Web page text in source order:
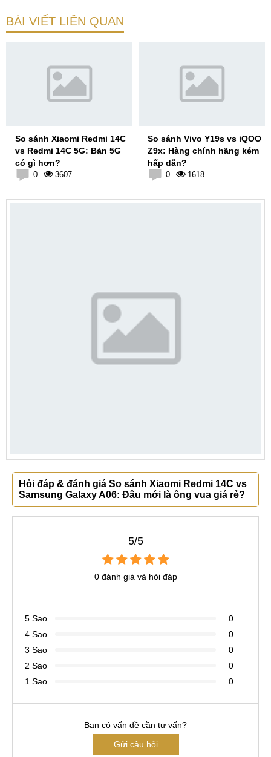
BÀI VIẾT LIÊN QUAN
So sánh Xiaomi Redmi 14C
vs Redmi 14C 5G: Bản 5G
có gì hơn?
0 3607
So sánh Vivo Y19s vs iQOO
Z9x: Hàng chính hãng kém
hấp dẫn?
0 1618
Hỏi đáp & đánh giá So sánh Xiaomi Redmi 14C vs
Samsung Galaxy A06: Đâu mới là ông vua giá rẻ?
5/5
0 đánh giá và hỏi đáp
5 Sao
0
4 Sao
0
3 Sao
0
2 Sao
0
1 Sao
0
Bạn có vấn đề cần tư vấn?
Gửi câu hỏi